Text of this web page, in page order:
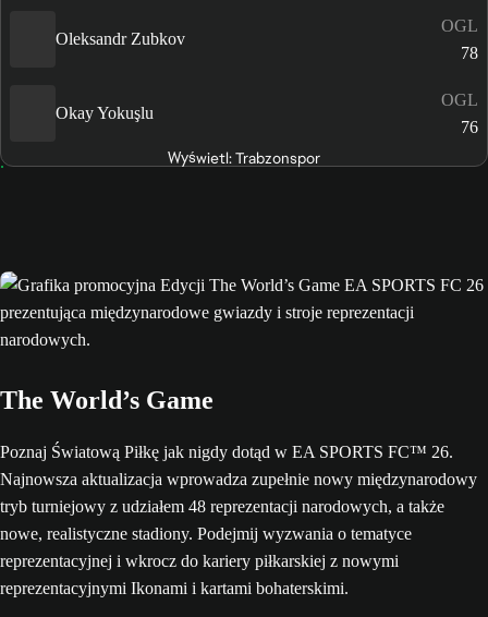
Oleksandr Zubkov
OGL
78
Okay Yokuşlu
OGL
76
Wyświetl: Trabzonspor
The World’s Game
Poznaj Światową Piłkę jak nigdy dotąd w EA SPORTS FC™ 26.
Najnowsza aktualizacja wprowadza zupełnie nowy międzynarodowy
tryb turniejowy z udziałem 48 reprezentacji narodowych, a także
nowe, realistyczne stadiony. Podejmij wyzwania o tematyce
reprezentacyjnej i wkrocz do kariery piłkarskiej z nowymi
reprezentacyjnymi Ikonami i kartami bohaterskimi.